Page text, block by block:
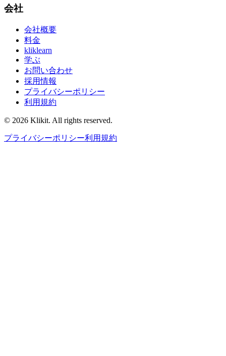
会社
会社概要
料金
kliklearn
学ぶ
お問い合わせ
採用情報
プライバシーポリシー
利用規約
© 2026 Klikit. All rights reserved.
プライバシーポリシー利用規約